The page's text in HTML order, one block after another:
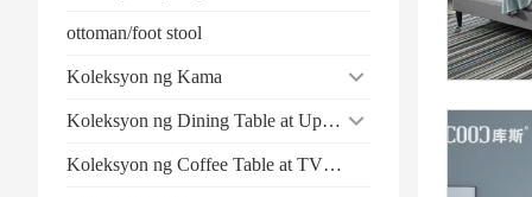
ottoman/foot stool
Koleksyon ng Kama
Koleksyon ng Dining Table at Upuan
Koleksyon ng Coffee Table at TV Stand